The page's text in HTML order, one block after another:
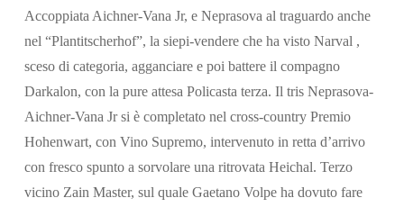
Accoppiata Aichner-Vana Jr, e Neprasova al traguardo anche
nel “Plantitscherhof”, la siepi-vendere che ha visto Narval ,
sceso di categoria, agganciare e poi battere il compagno
Darkalon, con la pure attesa Policasta terza. Il tris Neprasova-
Aichner-Vana Jr si è completato nel cross-country Premio
Hohenwart, con Vino Supremo, intervenuto in retta d’arrivo
con fresco spunto a sorvolare una ritrovata Heichal. Terzo
vicino Zain Master, sul quale Gaetano Volpe ha dovuto fare